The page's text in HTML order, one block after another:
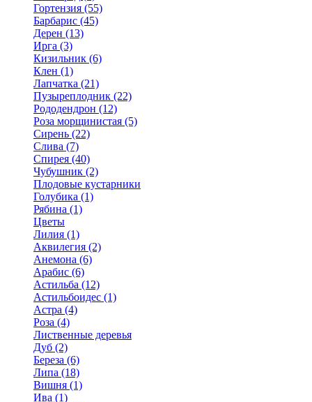
Гортензия (55)
Барбарис (45)
Дерен (13)
Ирга (3)
Кизильник (6)
Клен (1)
Лапчатка (21)
Пузыреплодник (22)
Рододендрон (12)
Роза морщинистая (5)
Сирень (22)
Слива (7)
Спирея (40)
Чубушник (2)
Плодовые кустарники
Голубика (1)
Рябина (1)
Цветы
Лилия (1)
Аквилегия (2)
Анемона (6)
Арабис (6)
Астильба (12)
Астильбоидес (1)
Астра (4)
Роза (4)
Лиственные деревья
Дуб (2)
Береза (6)
Липа (18)
Вишня (1)
Ива (1)